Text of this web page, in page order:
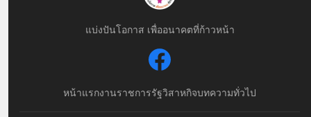
แบ่งปันโอกาส เพื่ออนาคตที่ก้าวหน้า
หน้าแรกงานราชการรัฐวิสาหกิจบทความทั่วไป